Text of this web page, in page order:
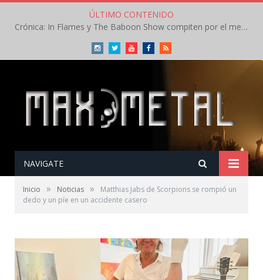
ÚLTIMO CONTENIDO
Crónica: In Flames y The Baboon Show compiten por el mejor concierto del día en el Leyendas del Rock – Viernes – Agosto 2026
InstagramTwitterYoutubeFacebookRSS
NAVIGATE
Inicio » Noticias »
Matthias Jabs de Scorpions se rompió un
dedo y un píe en un accidente casero